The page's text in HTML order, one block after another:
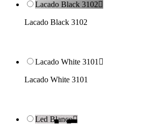
Lacado Black 3102
Lacado Black 3102
Lacado White 3101 
Lacado White 3101
Led Blanco